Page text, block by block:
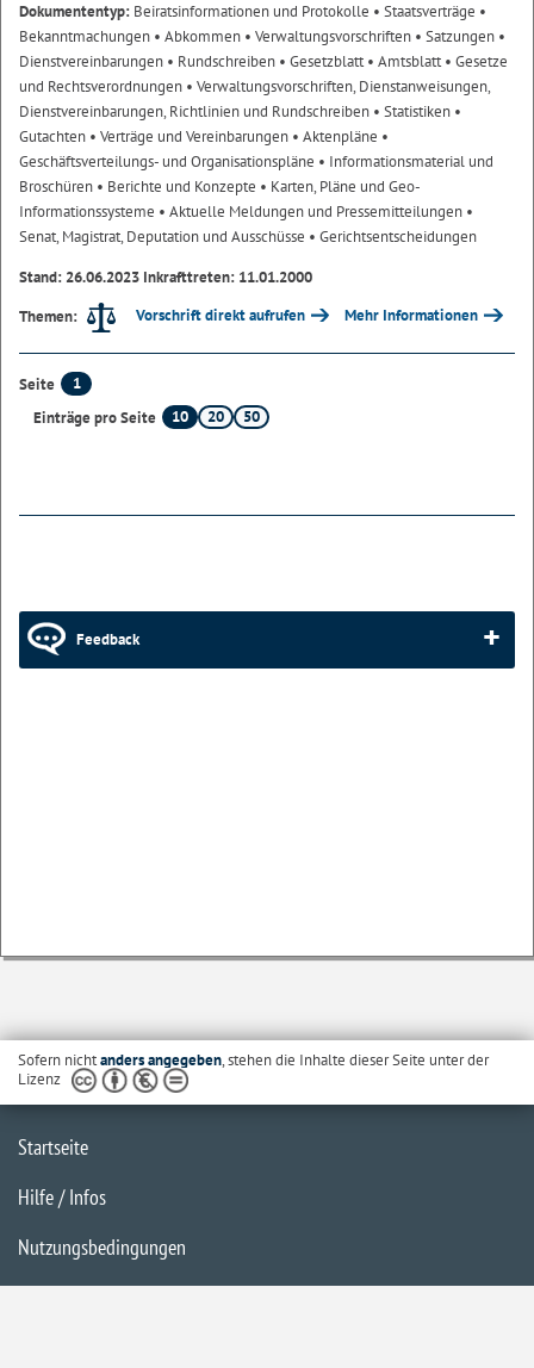
Dokumententyp: Beiratsinformationen und Protokolle • Staatsverträge •
Bekanntmachungen • Abkommen • Verwaltungsvorschriften • Satzungen •
Dienstvereinbarungen • Rundschreiben • Gesetzblatt• Amtsblatt• Gesetze
und Rechtsverordnungen • Verwaltungsvorschriften, Dienstanweisungen,
Dienstvereinbarungen, Richtlinien und Rundschreiben • Statistiken •
Gutachten • Verträge und Vereinbarungen • Aktenpläne •
Geschäftsverteilungs- und Organisationspläne • Informationsmaterial und
Broschüren • Berichte und Konzepte • Karten, Pläne und Geo-
Informationssysteme • Aktuelle Meldungen und Pressemitteilungen •
Senat, Magistrat, Deputation und Ausschüsse • Gerichtsentscheidungen
Stand: 26.06.2023 Inkrafttreten: 11.01.2000
Themen:
Vorschrift direkt aufrufen Mehr Informationen
Seite
1
Einträge pro Seite
10 20 50
Feedback
Sofern nichtanders angegeben, stehen die Inhalte dieser Seite unter der
Lizenz
Startseite
Hilfe / Infos
Nutzungsbedingungen